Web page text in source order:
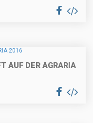
AUF DER AGRARIA